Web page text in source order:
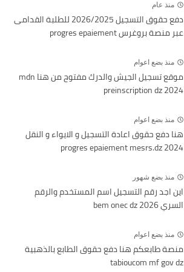
منذ عام
دفع حقوق التسجيل 2026/2025 للطلبة القدامى
عبر منصة بروغرس progres epaiement
منذ بضع اعوام
موقع تسجيل الجيش والدرك مفتوح من هنا mdn
preinscription dz 2024
منذ بضع اعوام
هنا دفع حقوق اعادة التسجيل و الايواء و النقل
2024 progres epaiement mesrs.dz
منذ بضع شهور
اين اجد رقم التسجيل اسم المستخدم والرقم
السري bem onec dz 2026
منذ بضع اعوام
منصة طابعكم هنا دفع حقوق الطابع بالذهبية
tabioucom mf gov dz